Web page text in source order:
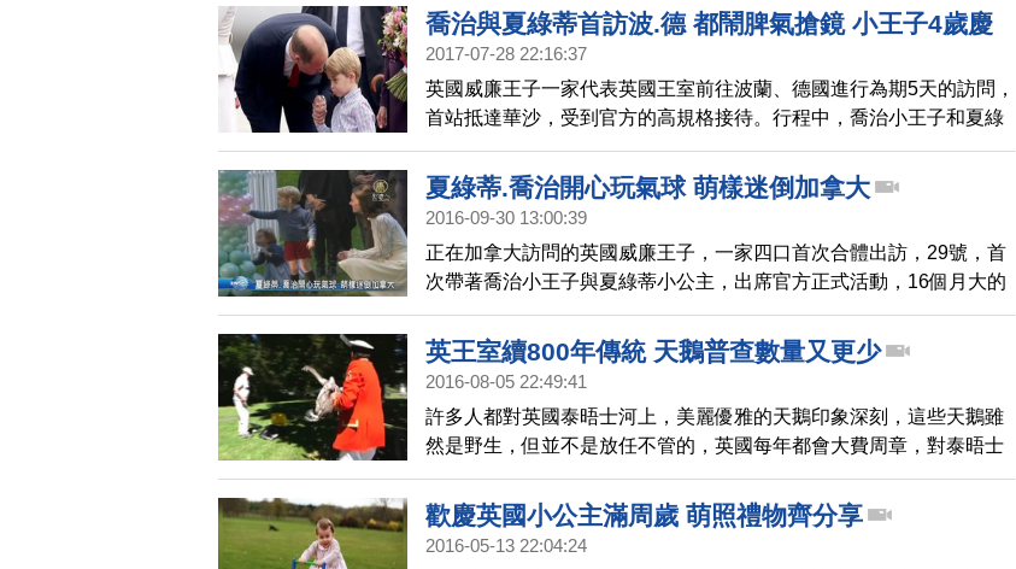
宣布親王將退休，卸下公職。
喬治與夏綠蒂首訪波.德 都鬧脾氣搶鏡 小王子4歲慶
生照也曝光
2017-07-28 22:16:37
英國威廉王子一家代表英國王室前往波蘭、德國進行為期5天的訪問，
首站抵達華沙，受到官方的高規格接待。行程中，喬治小王子和夏綠
蒂小公主的逗趣互動，無非最受媒體矚目。
夏綠蒂.喬治開心玩氣球 萌樣迷倒加拿大
2016-09-30 13:00:39
正在加拿大訪問的英國威廉王子，一家四口首次合體出訪，29號，首
次帶著喬治小王子與夏綠蒂小公主，出席官方正式活動，16個月大的
夏綠蒂小公主在媽媽凱特的懷抱亮相，剛學會走路的夏綠蒂一看到彩
色汽球開心不已，興奮快步走向拱門並拍打汽球，哥哥喬治小王子也
跟著上前摸著汽球，兩位小兄妹的超萌模樣，迷倒眾人。
英王室續800年傳統 天鵝普查數量又更少
2016-08-05 22:49:41
許多人都對英國泰晤士河上，美麗優雅的天鵝印象深刻，這些天鵝雖
然是野生，但並不是放任不管的，英國每年都會大費周章，對泰晤士
河的天鵝做數量普查和簡單的健康檢查。
歡慶英國小公主滿周歲 萌照禮物齊分享
2016-05-13 22:04:24